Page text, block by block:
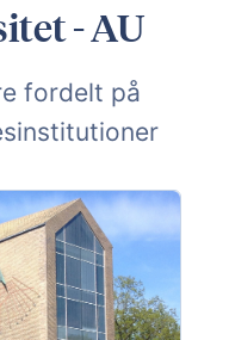
- AU
fordelt på